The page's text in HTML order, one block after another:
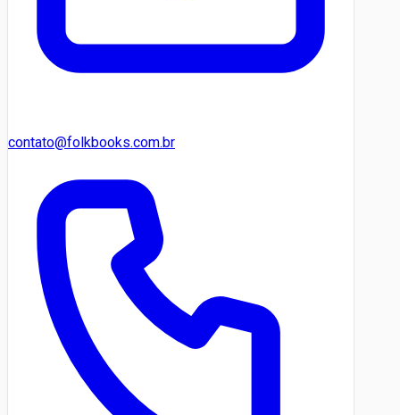
contato@folkbooks.com.br